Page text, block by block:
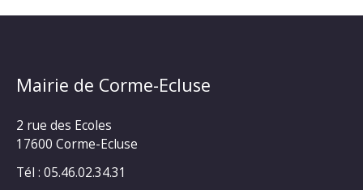
Mairie de Corme-Ecluse
2 rue des Ecoles
17600 Corme-Ecluse
Tél : 05.46.02.34.31